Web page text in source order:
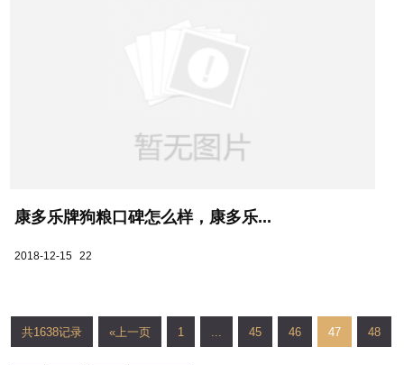
康多乐牌狗粮口碑怎么样，康多乐...
2018-12-15 22
共1638记录 «上一页 1 ... 45 46 47 48